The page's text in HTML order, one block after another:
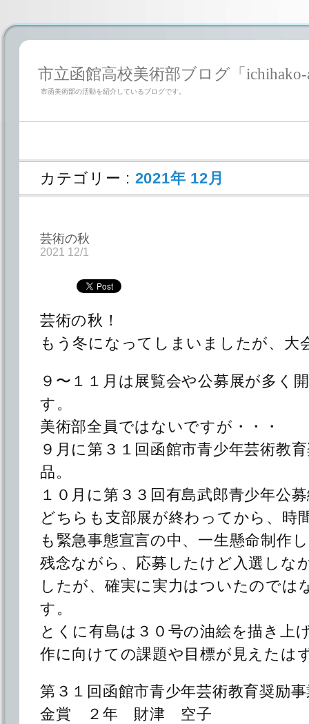
市立函館高校美術部ブログ「ichihako-
市函美術部の活動を紹介しているブログです。
カテゴリー : 2021年 12月
芸術の秋
2021 12/1
芸術の秋！
もう冬になってしまいましたが、大
９〜１１月は展覧会や公募展が多く
す。
美術部全員ではないですが・・・
９月に第３１回函館市青少年芸術教
品。
１０月に第３３回有島武郎青少年公
どちらも支部展が終わってから、時
も緊急事態宣言の中、一生懸命制作
残念ながら、応募したけど入選しな
したが、確実に実力はついたのでは
す。
とくに有島は３０号の油絵を描き上
作に向けての課題や目標が見えたは
第３１回函館市青少年芸術教育奨励
金賞 ２年 財津 空子